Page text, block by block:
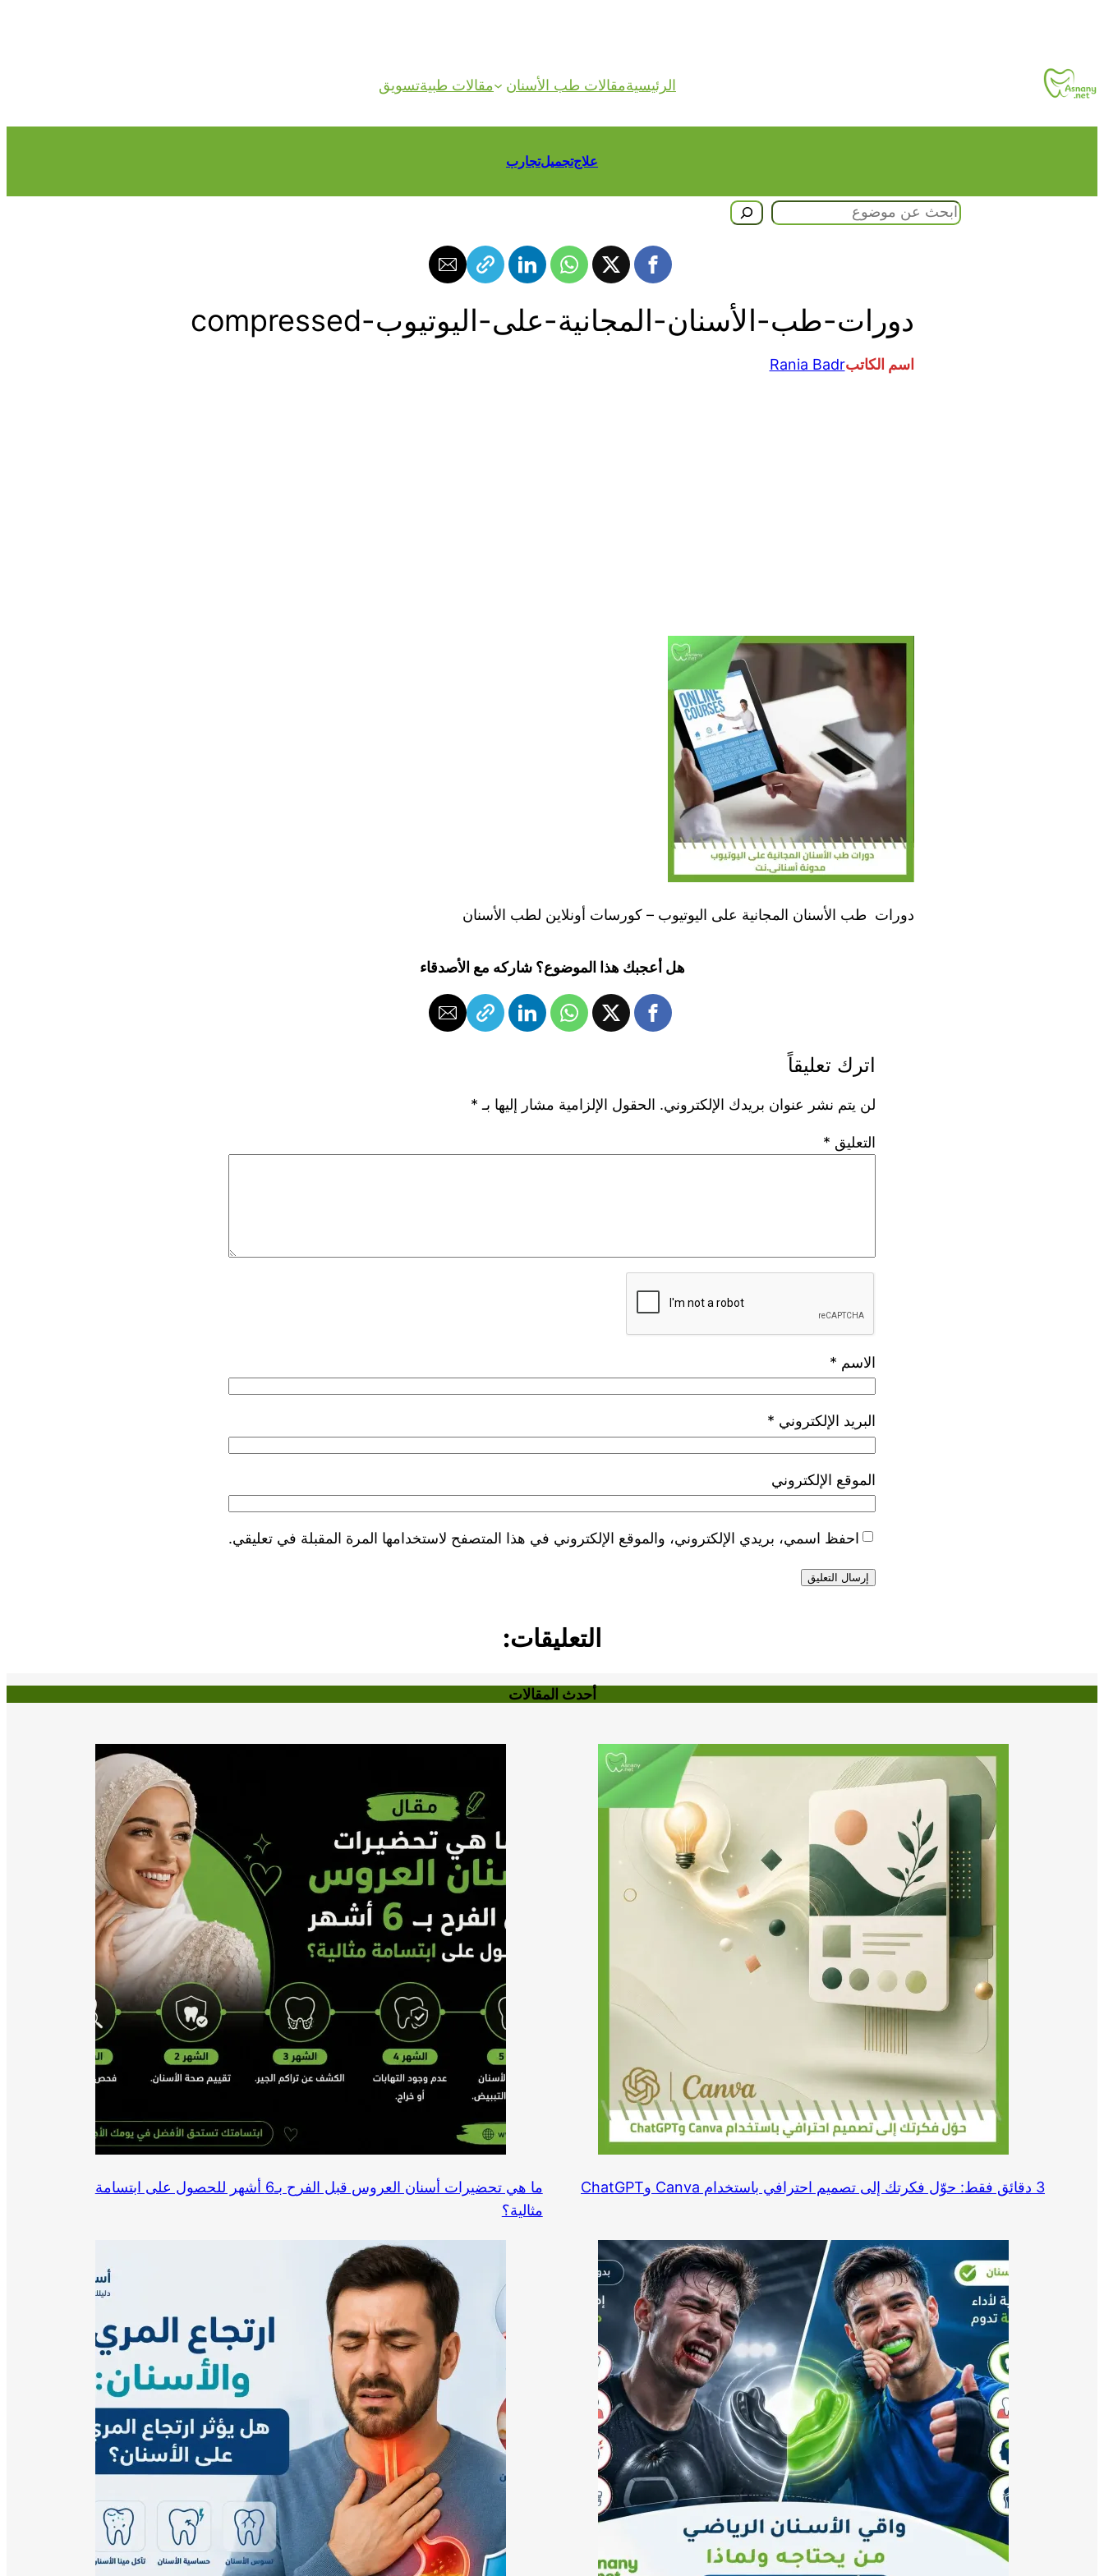
الرئيسيةمقالات طب الأسنان مقالات طبيةتسويق
علاجتجميلتجارب
دورات-طب-الأسنان-المجانية-على-اليوتيوب-compressed
اسم الكاتبRania Badr
دورات طب الأسنان المجانية على اليوتيوب – كورسات أونلاين لطب الأسنان
هل أعجبك هذا الموضوع؟ شاركه مع الأصدقاء
اترك تعليقاً
لن يتم نشر عنوان بريدك الإلكتروني. الحقول الإلزامية مشار إليها بـ *
التعليق *
الاسم *
البريد الإلكتروني *
الموقع الإلكتروني
احفظ اسمي، بريدي الإلكتروني، والموقع الإلكتروني في هذا المتصفح لاستخدامها المرة المقبلة في تعليقي.
التعليقات:
أحدث المقالات
3 دقائق فقط: حوّل فكرتك إلى تصميم احترافي باستخدام Canva وChatGPT
ما هي تحضيرات أسنان العروس قبل الفرح بـ6 أشهر للحصول على ابتسامة
مثالية؟